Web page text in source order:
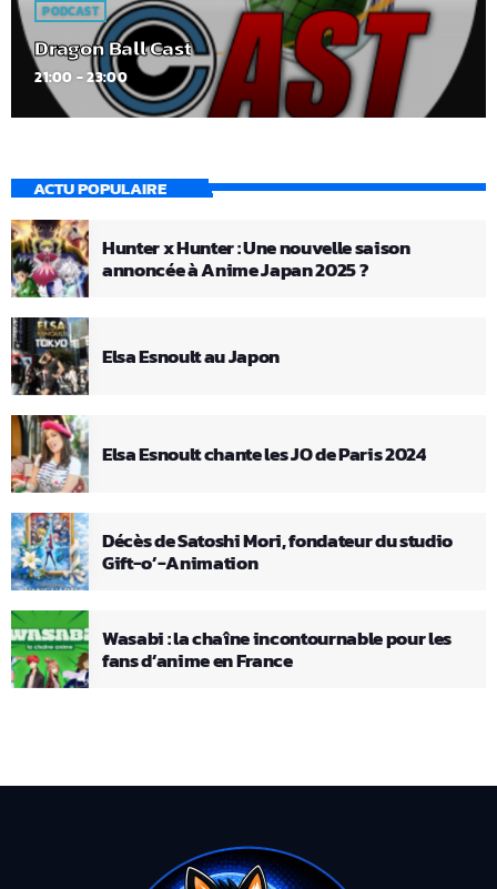
PODCAST
Dragon Ball Cast
21:00 - 23:00
ACTU POPULAIRE
Hunter x Hunter : Une nouvelle saison
annoncée à Anime Japan 2025 ?
Elsa Esnoult au Japon
Elsa Esnoult chante les JO de Paris 2024
Décès de Satoshi Mori, fondateur du studio
Gift-o’-Animation
Wasabi : la chaîne incontournable pour les
fans d’anime en France